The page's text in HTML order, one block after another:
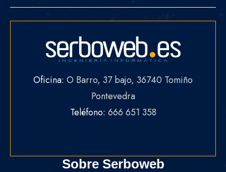
Sobre Serboweb
Oficina: O Barro, 37 bajo, 36740 Tomiño
Pontevedra
Teléfono: 666 651 358